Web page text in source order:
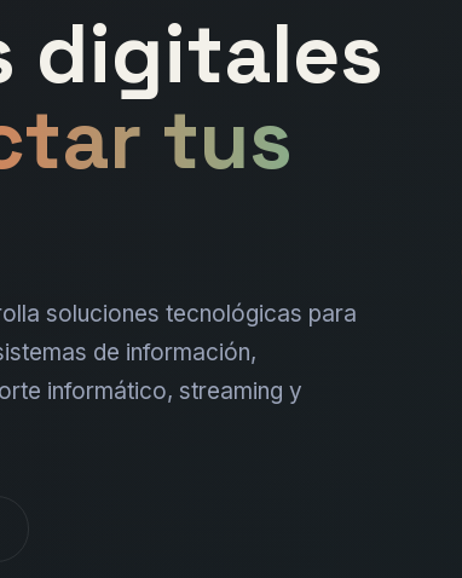
digitales
tus
soluciones tecnológicas para
de información,
informático, streaming y